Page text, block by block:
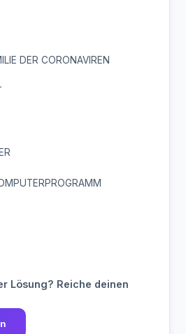
DER CORONAVIREN
Lösung? Reiche deinen